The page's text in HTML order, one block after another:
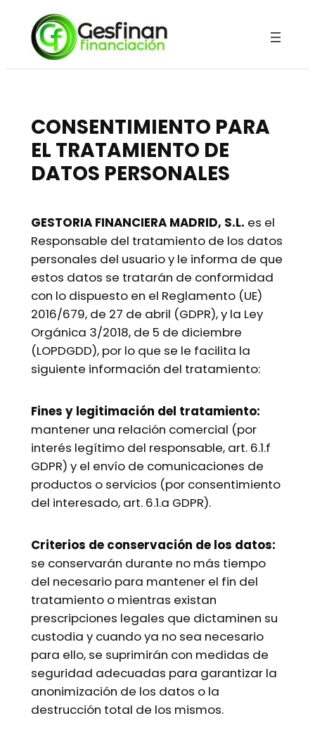
Saltar
contenido
CONSENTIMIENTO PARA
EL TRATAMIENTO DE
DATOS PERSONALES
GESTORIA FINANCIERA MADRID, S.L. es el
Responsable del tratamiento de los datos
personales del usuario y le informa de que
estos datos se tratarán de conformidad
con lo dispuesto en el Reglamento (UE)
2016/679, de 27 de abril (GDPR), y la Ley
Orgánica 3/2018, de 5 de diciembre
(LOPDGDD), por lo que se le facilita la
siguiente información del tratamiento:
Fines y legitimación del tratamiento:
mantener una relación comercial (por
interés legítimo del responsable, art. 6.1.f
GDPR) y el envío de comunicaciones de
productos o servicios (por consentimiento
del interesado, art. 6.1.a GDPR).
Criterios de conservación de los datos:
se conservarán durante no más tiempo
del necesario para mantener el fin del
tratamiento o mientras existan
prescripciones legales que dictaminen su
custodia y cuando ya no sea necesario
para ello, se suprimirán con medidas de
seguridad adecuadas para garantizar la
anonimización de los datos o la
destrucción total de los mismos.